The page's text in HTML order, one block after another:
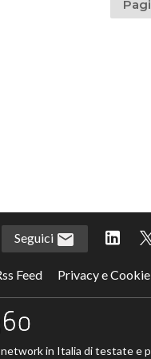
Seguici
Feed Privacy e
in Italia di testate e